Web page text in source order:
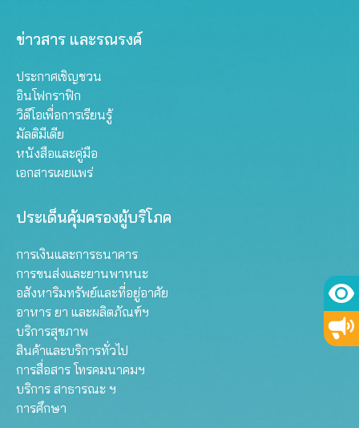
ข่าวสาร และรณรงค์
ประกาศเชิญชวน
อินโฟกราฟิก
วิดีโอเพื่อการเรียนรู้
มัลติมีเดีย
หนังสือและคู่มือ
เอกสารเผยแพร่
ประเด็นคุ้มครองผู้บริโภค
การเงินและการธนาคาร
การขนส่งและยานพาหนะ
อสังหาริมทรัพย์และที่อยู่อาศัย
อาหาร ยา และผลิตภัณฑ์ฯ
บริการสุขภาพ
สินค้าและบริการทั่วไป
การสื่อสาร โทรคมนาคมฯ
บริการ สาธารณะ ฯ
การศึกษา